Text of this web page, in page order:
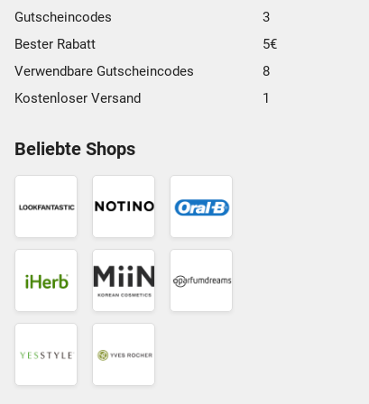
Gutscheincodes
3
Bester Rabatt
5€
Verwendbare Gutscheincodes
8
Kostenloser Versand
1
Beliebte Shops
Gutschein
Gutschein
Cosmetics
Parfumdreams
Gutschein
YesStyle
Gutschein
Yves
Gutschein